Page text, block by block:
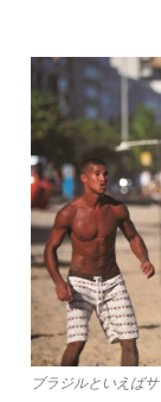
ブラジルといえば